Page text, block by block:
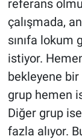
referans
çalışmada,
sınıfa lokum
istiyor.
bekleyene
grup hemen
Diğer grup
fazla alıyor.